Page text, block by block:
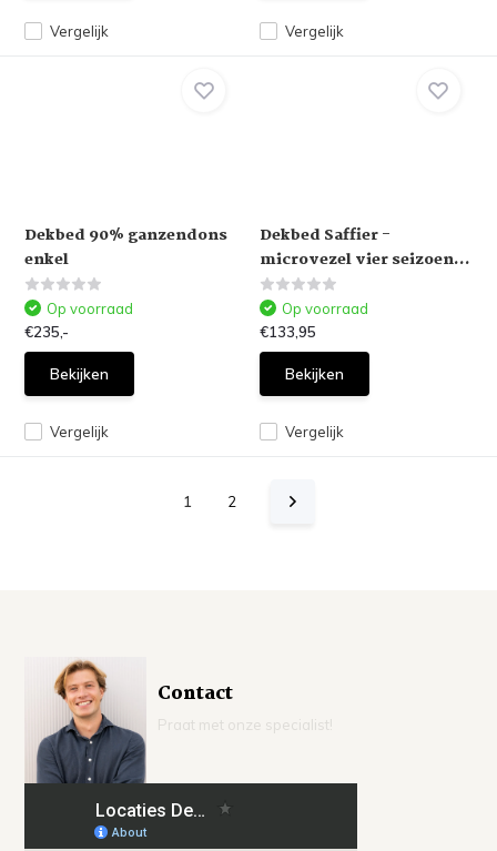
Vergelijk Vergelijk
Dekbed 90% ganzendons
enkel
Vergelijk
Op voorraad
€235,-
Bekijken
Dekbed Saffier -
microvezel vier seizoen...
Vergelijk
Op voorraad
€133,95
Bekijken
1 2
Contact
Praat met onze specialist!